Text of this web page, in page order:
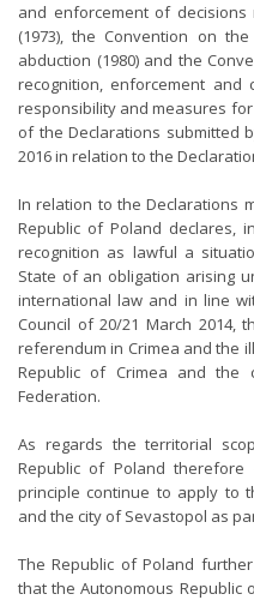
and enforcement of
(1973), the Convention on
abduction (1980) and the
recognition, enforcement
responsibility and measures
of the Declarations submitted
2016 in relation to the
In relation to the Declarations
Republic of Poland declares,
recognition as lawful a
State of an obligation arising
international law and in line
Council of 20/21 March 2014,
referendum in Crimea and the
Republic of Crimea and the
Federation.
As regards the territorial
Republic of Poland
principle continue to apply to
and the city of Sevastopol as
The Republic of Poland
that the Autonomous Republic